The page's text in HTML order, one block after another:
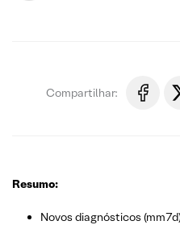
Compartilhar:
Resumo:
Novos diagnósticos